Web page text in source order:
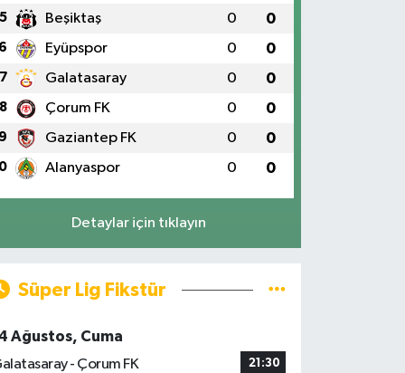
5 Beşiktaş 0 0
6 Eyüpspor 0 0
7 Galatasaray 0 0
8 Çorum FK 0 0
9 Gaziantep FK 0 0
Alanyaspor 0 0
Detaylar için tıklayın
Süper Lig Fikstür
Ağustos, Cuma
- Çorum FK
21:30